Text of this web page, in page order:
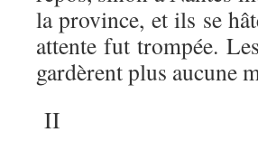
la province, et ils se
attente fut trompée.
gardèrent plus aucune
II